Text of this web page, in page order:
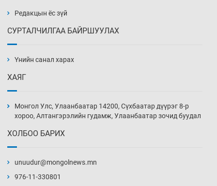
2 цаг 51 мин
3 цаг 21 мин
3 цаг 51 мин
18 цаг 20 мин
Редакцын ёс зүй
СУРТАЛЧИЛГАА БАЙРШУУЛАХ
Үнийн санал харах
ХАЯГ
Монгол Улс, Улаанбаатар 14200, Сүхбаатар дүүрэг 8-р
хороо, Алтангэрэлийн гудамж, Улаанбаатар зочид буудал
ХОЛБОО БАРИХ
unuudur@mongolnews.mn
976-11-330801